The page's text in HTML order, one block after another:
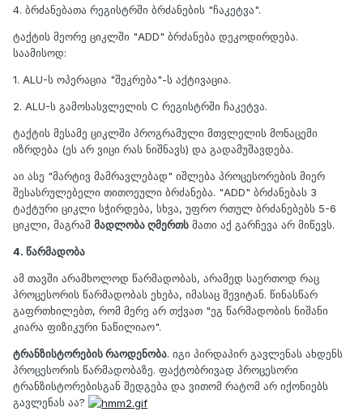
4. ბრძანებათა რეგისტრში ბრძანების "ჩაკეტვა".
ტაქტის მეორე ციკლში "ADD" ბრძანება დეკოდირდება.
საამისოდ:
1. ALU-ს ოპერაცია "შეკრება"-ს აქტივაცია.
2. ALU-ს გამოსასვლელის C რეგისტრში ჩაკეტვა.
ტაქტის მესამე ციკლში პროგრამული მთვლელის მონაცემი
იზრდება (ეს არ ვიცი რას ნიშნავს) და გადამუშავდება.
აი ასე "მარტივ მამრავლებად" იშლება პროცესორების მიერ
შესასრულებელი თითოეული ბრძანება. "ADD" ბრძანებას 3
ტაქტური ციკლი სჭირდება, სხვა, უფრო რთულ ბრძანებებს 5-6
ციკლი, მაგრამ მადლობა ღმერთს მათი აქ გარჩევა არ მიწევს.
4. წარმადობა
ამ თავში არამხოლოდ წარმადობას, არამედ საერთოდ რაც
პროცესორის წარმადობას ეხება, იმასაც შევიტან. წინასწარ
გაფრთხილებთ, რომ მერე არ თქვათ "ეგ წარმადობის ნიშანი
კიარა ფიზიკური ნაწილიაო".
ტრანზისტორების რაოდენობა. იგი პირდაპირ გავლენას ახდენს
პროცესორის წარმადობაზე. ფაქტობრივად პროცესორი
ტრანზისტორებისგან შედგება და ვითომ რატომ არ იქონიებს
გავლენას აა?